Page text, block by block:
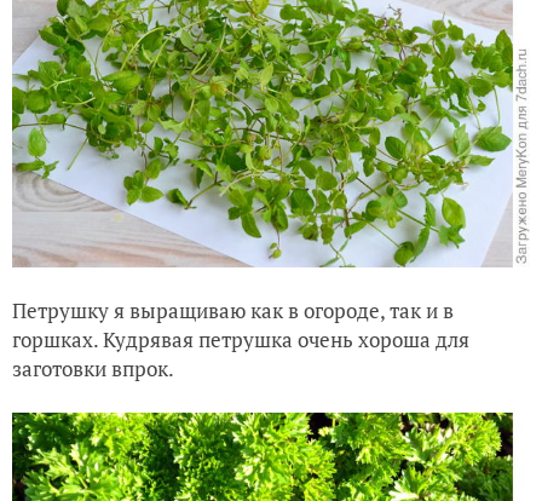
Петрушку я выращиваю как в огороде, так и в
горшках. Кудрявая петрушка очень хороша для
заготовки впрок.